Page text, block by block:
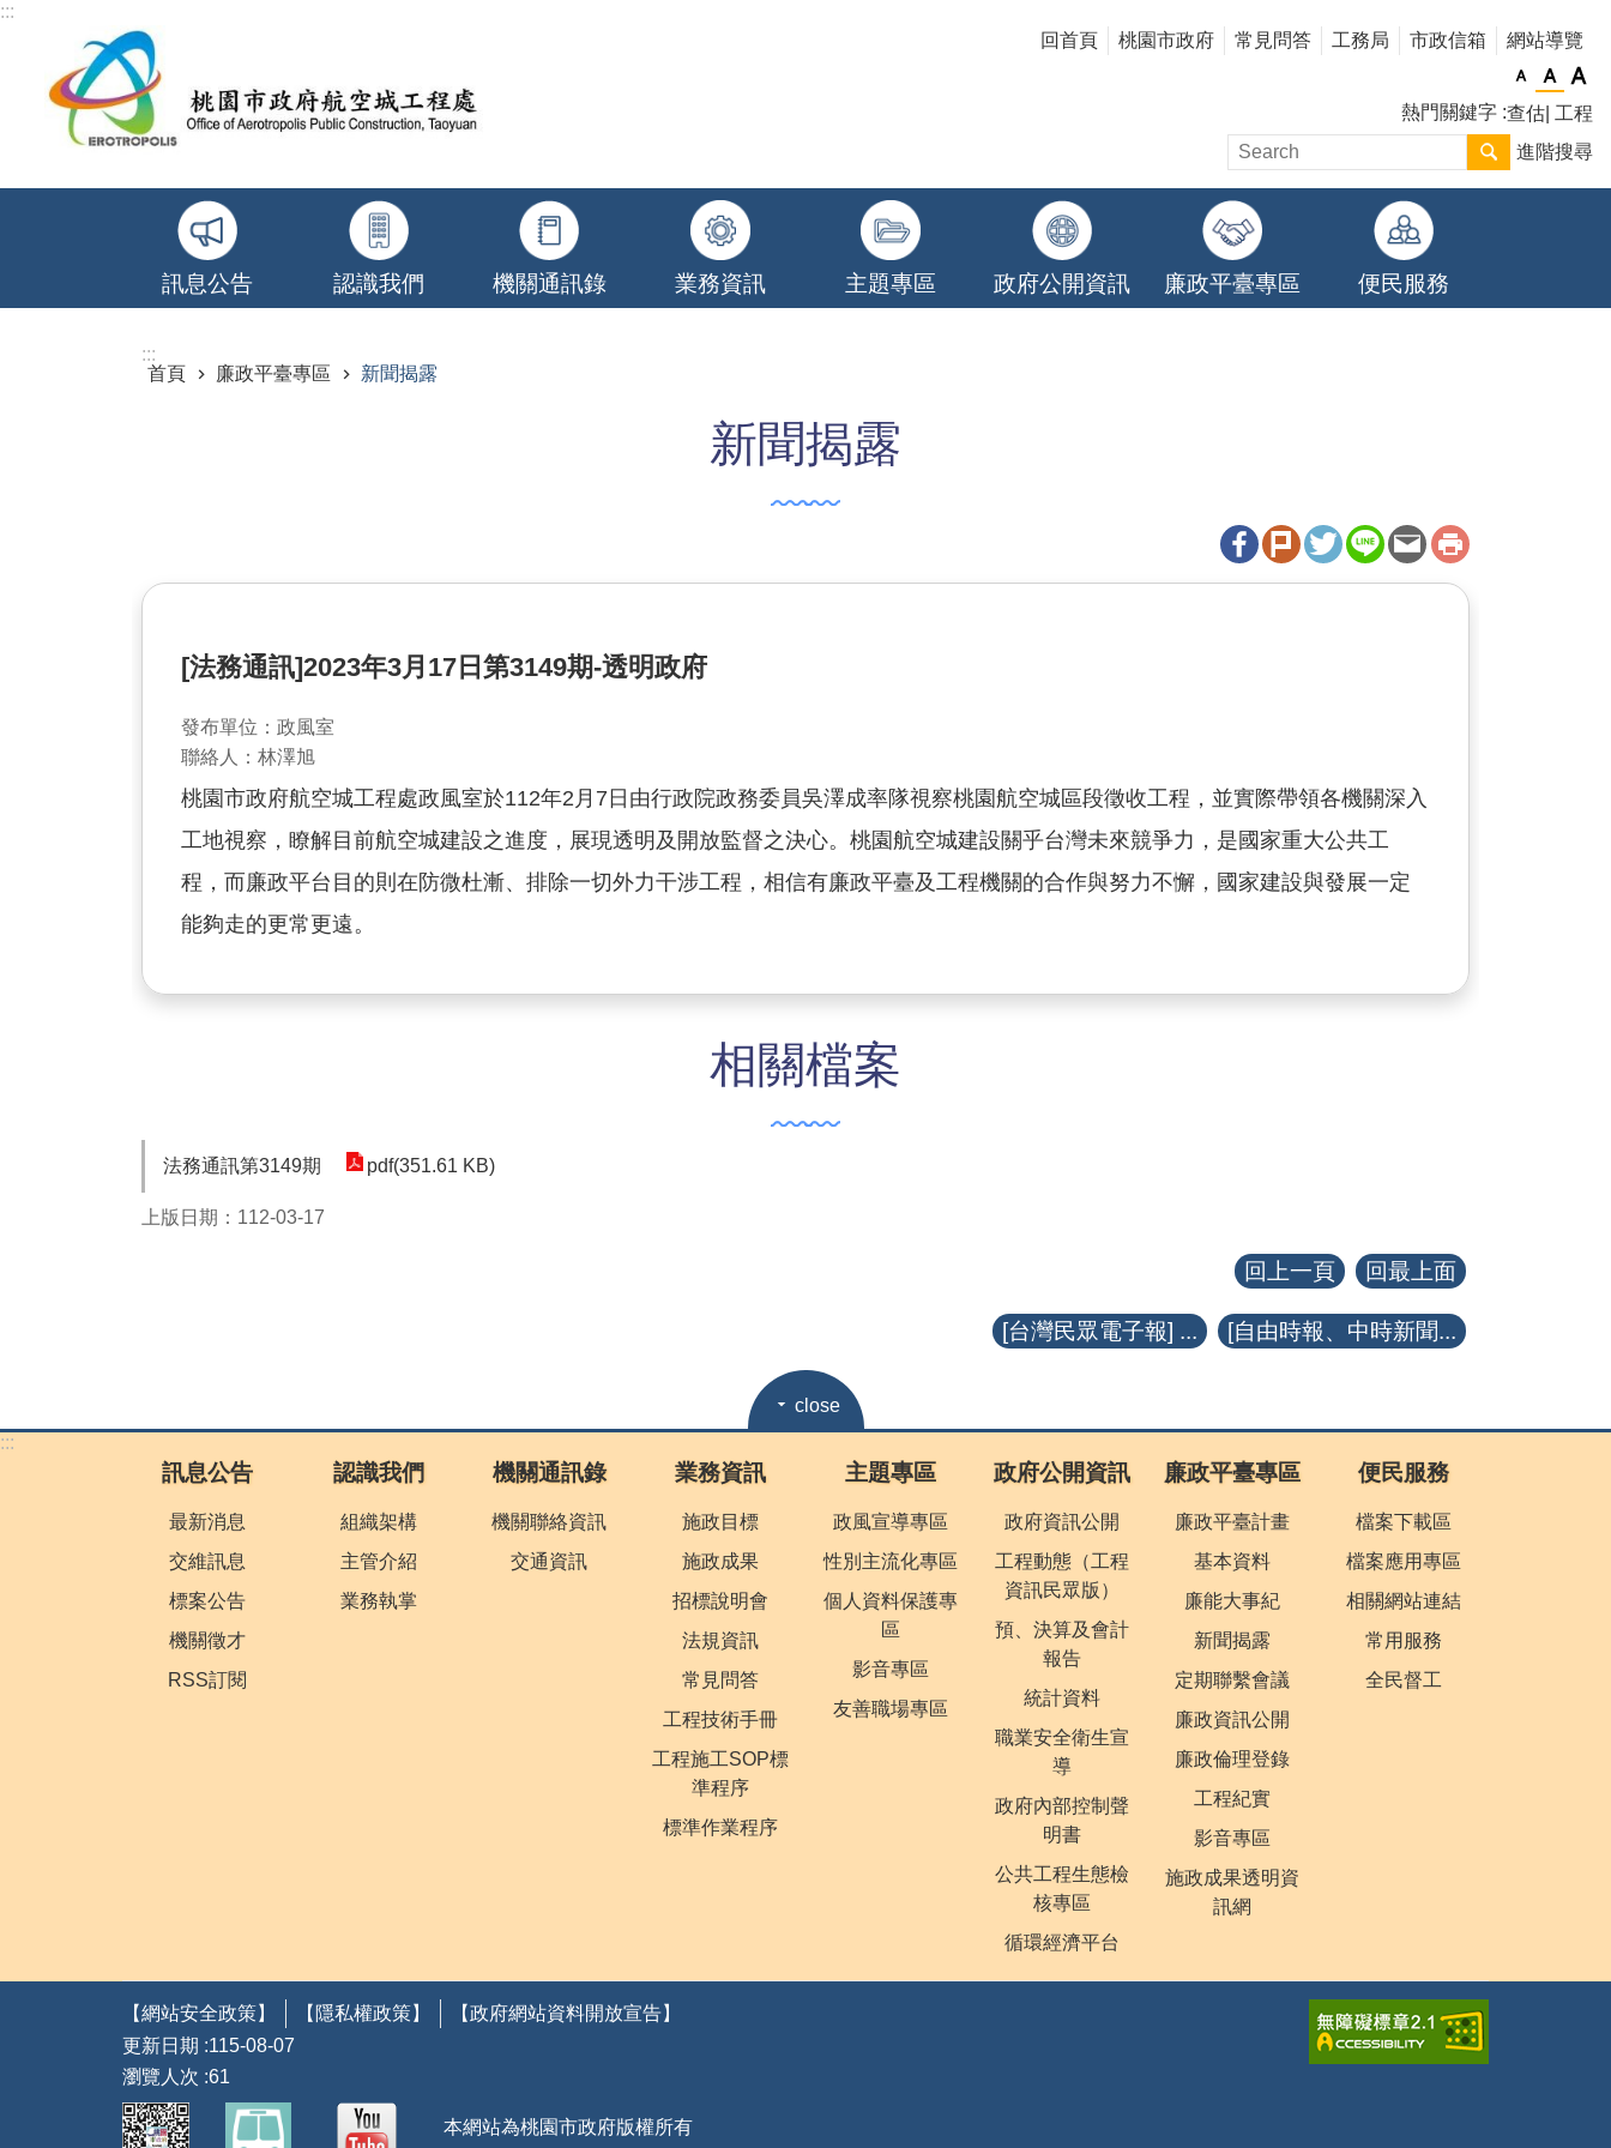
跳到主要內容區塊
:::
回首頁
桃園市政府 常見問答 工務局 市政信箱 網站導覽
熱門關鍵字 查估 工程
進階搜尋
訊息公告 認識我們 機關通訊錄 業務資訊 主題專區 政府公開資訊 廉政平臺專區 便民服務
:::
首頁
廉政平臺專區 新聞揭露
新聞揭露
[法務通訊]2023年3月17日第3149期-透明政府
發布單位：政風室
聯絡人：林澤旭
桃園市政府航空城工程處政風室於112年2月7日由行政院政務委員吳澤成率隊視察桃園航空城區段徵收工程，並實際帶領各機關深入
工地視察，瞭解目前航空城建設之進度，展現透明及開放監督之決心。桃園航空城建設關乎台灣未來競爭力，是國家重大公共工
程，而廉政平台目的則在防微杜漸、排除一切外力干涉工程，相信有廉政平臺及工程機關的合作與努力不懈，國家建設與發展一定
能夠走的更常更遠。
相關檔案
法務通訊第3149期 pdf(351.61 KB)
上版日期：112-03-17
回上一頁 回最上面
[台灣民眾電子報] ... [自由時報、中時新聞...
close
:::
訊息公告
最新消息
交維訊息
標案公告
機關徵才
RSS訂閱
認識我們
組織架構
主管介紹
業務執掌
機關通訊錄
機關聯絡資訊
交通資訊
業務資訊
施政目標
施政成果
招標說明會
法規資訊
常見問答
工程技術手冊
工程施工SOP標
準程序
標準作業程序
主題專區
政風宣導專區
性別主流化專區
個人資料保護專
區
影音專區
友善職場專區
政府公開資訊
政府資訊公開
工程動態（工程
資訊民眾版）
預、決算及會計
報告
統計資料
職業安全衛生宣
導
政府內部控制聲
明書
公共工程生態檢
核專區
循環經濟平台
廉政平臺專區
廉政平臺計畫
基本資料
廉能大事紀
新聞揭露
定期聯繫會議
廉政資訊公開
廉政倫理登錄
工程紀實
影音專區
施政成果透明資
訊網
便民服務
檔案下載區
檔案應用專區
相關網站連結
常用服務
全民督工
【網站安全政策】 【隱私權政策】
【政府網站資料開放宣告】
更新日期
115-08-07
瀏覽人次 61
本網站為桃園市政府版權所有